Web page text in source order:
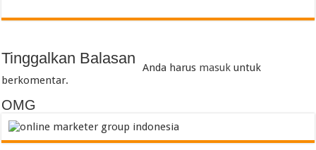
Tinggalkan Balasan
Anda harus masuk untuk
berkomentar.
OMG